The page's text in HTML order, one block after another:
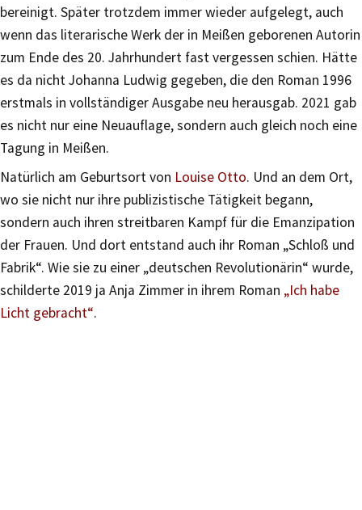
bereinigt. Später trotzdem immer wieder aufgelegt, auch
wenn das literarische Werk der in Meißen geborenen Autorin
zum Ende des 20. Jahrhundert fast vergessen schien. Hätte
es da nicht Johanna Ludwig gegeben, die den Roman 1996
erstmals in vollständiger Ausgabe neu herausgab. 2021 gab
es nicht nur eine Neuauflage, sondern auch gleich noch eine
Tagung in Meißen.
Natürlich am Geburtsort von Louise Otto. Und an dem Ort,
wo sie nicht nur ihre publizistische Tätigkeit begann,
sondern auch ihren streitbaren Kampf für die Emanzipation
der Frauen. Und dort entstand auch ihr Roman „Schloß und
Fabrik“. Wie sie zu einer „deutschen Revolutionärin“ wurde,
schilderte 2019 ja Anja Zimmer in ihrem Roman „Ich habe
Licht gebracht“.